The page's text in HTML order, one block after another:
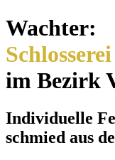
Wach­ter:
Schlos­se­rei
im Bezirk
Indi­vi­du­el­le
schmied aus